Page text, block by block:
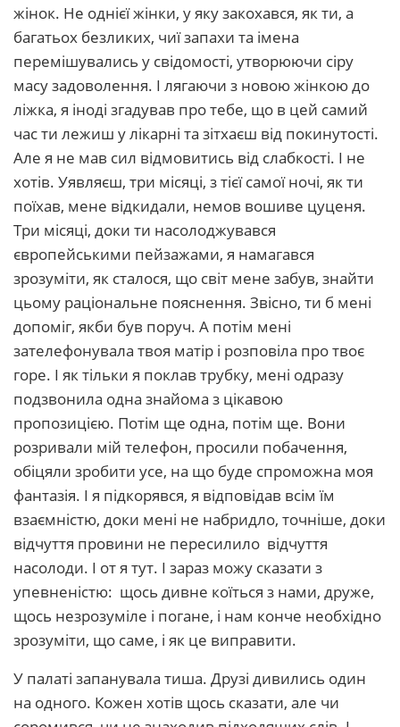
жінок. Не однієї жінки, у яку закохався, як ти, а
багатьох безликих, чиї запахи та імена
перемішувались у свідомості, утворюючи сіру
масу задоволення. І лягаючи з новою жінкою до
ліжка, я іноді згадував про тебе, що в цей самий
час ти лежиш у лікарні та зітхаєш від покинутості.
Але я не мав сил відмовитись від слабкості. І не
хотів. Уявляєш, три місяці, з тієї самої ночі, як ти
поїхав, мене відкидали, немов вошиве цуценя.
Три місяці, доки ти насолоджувався
європейськими пейзажами, я намагався
зрозуміти, як сталося, що світ мене забув, знайти
цьому раціональне пояснення. Звісно, ти б мені
допоміг, якби був поруч. А потім мені
зателефонувала твоя матір і розповіла про твоє
горе. І як тільки я поклав трубку, мені одразу
подзвонила одна знайома з цікавою
пропозицією. Потім ще одна, потім ще. Вони
розривали мій телефон, просили побачення,
обіцяли зробити усе, на що буде спроможна моя
фантазія. І я підкорявся, я відповідав всім їм
взаємністю, доки мені не набридло, точніше, доки
відчуття провини не пересилило відчуття
насолоди. І от я тут. І зараз можу сказати з
упевненістю: щось дивне коїться з нами, друже,
щось незрозуміле і погане, і нам конче необхідно
зрозуміти, що саме, і як це виправити.
У палаті запанувала тиша. Друзі дивились один
на одного. Кожен хотів щось сказати, але чи